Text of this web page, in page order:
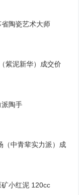
陶瓷艺术大师
紫泥新华）成交价
陶手
（中青辈实力派）成
小红泥 120cc